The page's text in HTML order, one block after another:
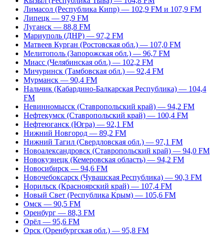
Лимасол (Республика Кипр) — 102,9 FM и 107,9 FM
Липецк — 97,9 FM
Луганск — 88,8 FM
Мариуполь (ДНР) — 97,2 FM
Матвеев Курган (Ростовская обл.) — 107,0 FM
Мелитополь (Запорожская обл.) — 96,7 FM
Миасс (Челябинская обл.) — 102,2 FM
Мичуринск (Тамбовская обл.) — 92,4 FM
Мурманск — 90,4 FM
Нальчик (Кабардино-Балкарская Республика) — 104,4
FM
Невинномысск (Ставропольский край) — 94,2 FM
Нефтекумск (Ставропольский край) — 100,4 FM
Нефтеюганск (Югра) — 92,1 FM
Нижний Новгород — 89,2 FM
Нижний Тагил (Свердловская обл.) — 97,1 FM
Новоалександровск (Ставропольский край) — 94,0 FM
Новокузнецк (Кемеровская область) — 94,2 FM
Новосибирск — 94,6 FM
Новочебоксарск (Чувашская Республика) — 90,3 FM
Норильск (Красноярский край) — 107,4 FM
Новый Свет (Республика Крым) — 105,6 FM
Омск — 90,5 FM
Оренбург — 88,3 FM
Орёл — 95,6 FM
Орск (Оренбургская обл.) — 95,8 FM